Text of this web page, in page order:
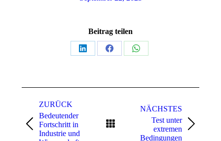
Beitrag teilen
Teilen
Teilen
Teilen
ZURÜCK
Vorheriger
Beitrag:
Bedeutender
Fortschritt in
Industrie und
NÄCHSTES
Nächster
Beitrag:
Test unter
extremen
Bedingungen